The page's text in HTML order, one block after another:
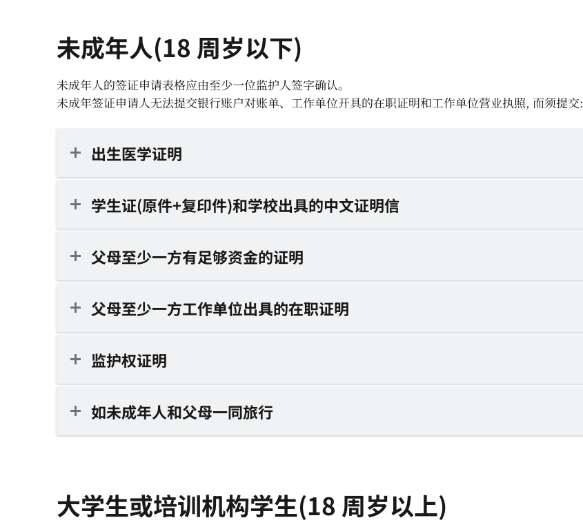
未成年人(18 周岁以下)
未成年人的签证申请表格应由至少一位监护人签字确认。
未成年签证申请人无法提交银行账户对账单、工作单位开具的在职证明和工作单位营业执照, 而须提交:
出生医学证明
学生证(原件+复印件)和学校出具的中文证明信
父母至少一方有足够资金的证明
父母至少一方工作单位出具的在职证明
监护权证明
如未成年人和父母一同旅行
大学生或培训机构学生(18 周岁以上)